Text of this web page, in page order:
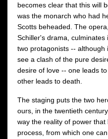
becomes clear that this will
was the monarch who had
Scotts beheaded. The
Schiller's drama,
two protagonists --
see a clash of the pure
desire of love -- one leads
other leads to death.
The staging puts the two
ours, in the twentieth
way the reality of power
process, from which one